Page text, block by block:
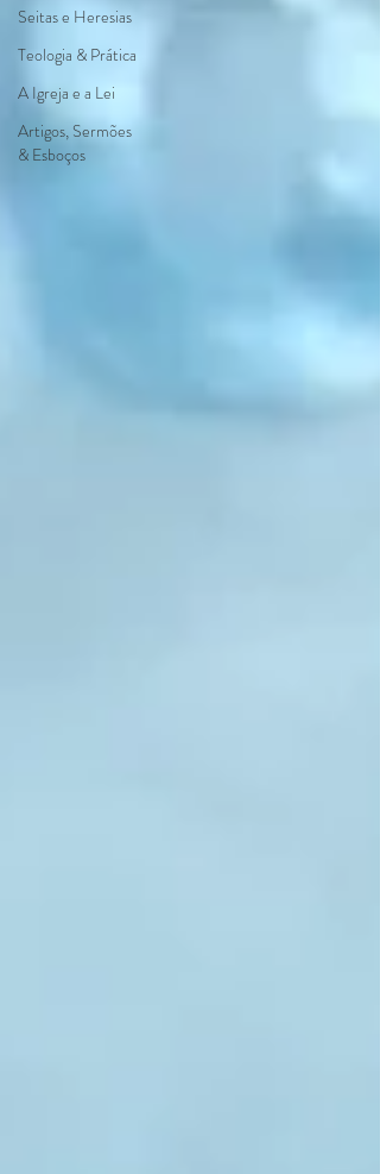
Seitas e Heresias
Teologia & Prática
A Igreja e a Lei
Artigos, Sermões
& Esboços